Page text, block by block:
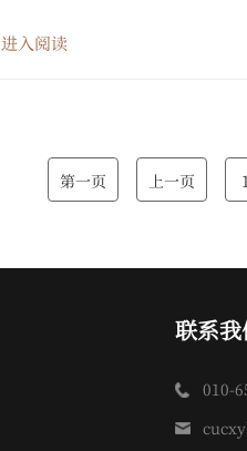
进入阅读
第一页 上一页
联系
010-